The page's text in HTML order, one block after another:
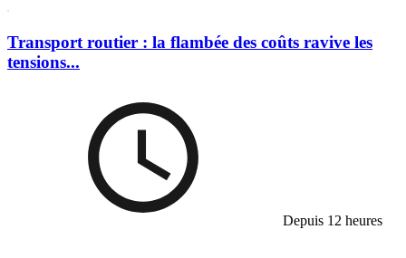
Transport routier : la flambée des coûts ravive les
tensions...
Depuis 12 heures